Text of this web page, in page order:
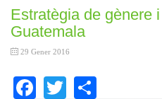
Estratègia de gènere
Guatemala
29 Gener 2016
Facebook
Twitter